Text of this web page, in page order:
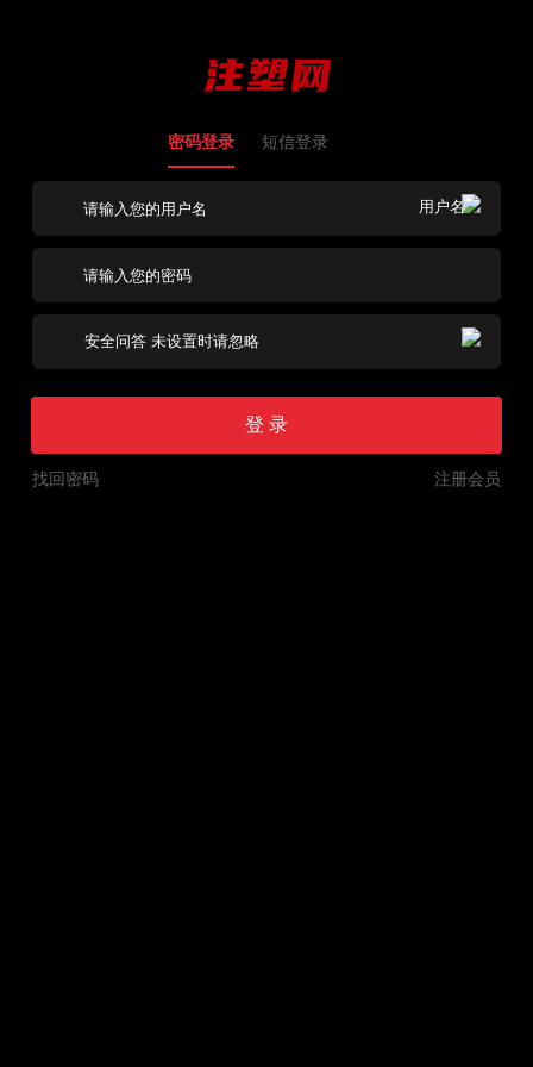
密码登录 短信登录
登 录
注册会员
找回密码